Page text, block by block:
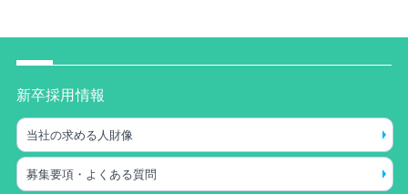
新卒採用情報
当社の求める人財像
募集要項・よくある質問